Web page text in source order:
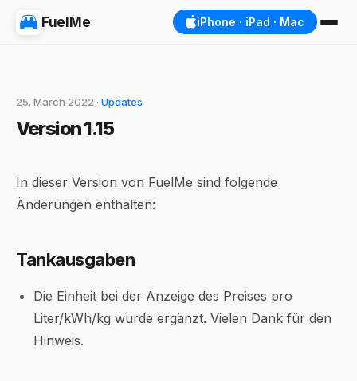
FuelMe iPhone · iPad · Mac
25. March 2022 · Updates
Version 1.15
In dieser Version von FuelMe sind folgende
Änderungen enthalten:
Tankausgaben
Die Einheit bei der Anzeige des Preises pro
Liter/kWh/kg wurde ergänzt. Vielen Dank für den
Hinweis.